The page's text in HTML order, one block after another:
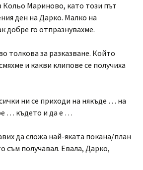
Кольо Мариново, като този път
ден на Дарко. Малко на
добре го отпразнувахме.
толкова за разказване. Който
и какви клипове се получиха
ни се приходи на някъде … на
… където и да е …
да сложа най-яката покана/план
съм получавал. Евала, Дарко,